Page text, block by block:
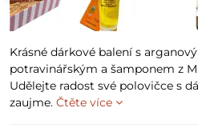
Krásné dárkové balení s
potravinářským a šamponem z
Udělejte radost své polovičce s
zaujme. Čtěte více